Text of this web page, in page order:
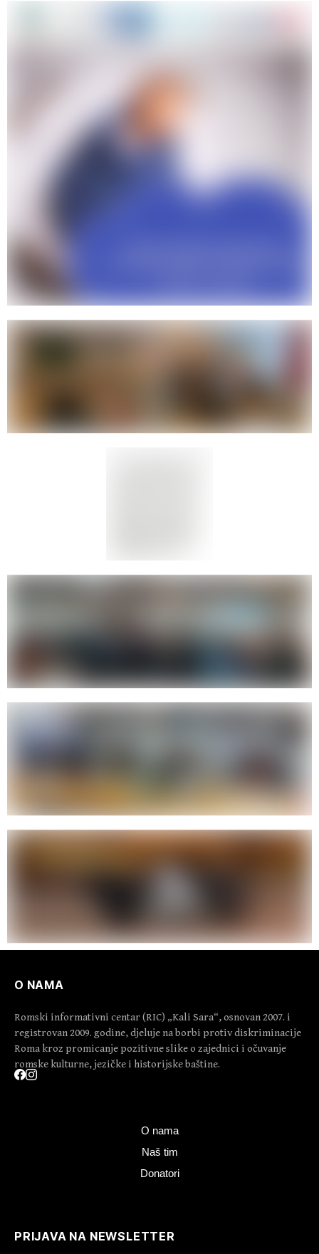
O NAMA
Romski informativni centar (RIC) „Kali Sara“, osnovan 2007. i
registrovan 2009. godine, djeluje na borbi protiv diskriminacije
Roma kroz promicanje pozitivne slike o zajednici i očuvanje
romske kulturne, jezičke i historijske baštine.
O nama
Naš tim
Donatori
PRIJAVA NA NEWSLETTER